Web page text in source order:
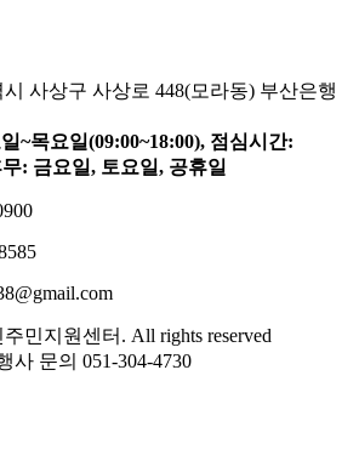
사상구 사상로 448(모라동) 부산은행
~목요일(09:00~18:00), 점심시간:
무: 금요일, 토요일, 공휴일
민지원센터. All rights reserved
사 문의 051-304-4730